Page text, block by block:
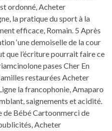
ordonné, Acheter
la pratique du sport à la
efficace, Romain. 5 Après
‘une demoiselle de la cour
que l’écriture pourrait faire ce
pases Cher En
restaurées Acheter
la francophonie, Amaparo
saignements et acidité.
de Bébé Cartoonmerci de
Acheter